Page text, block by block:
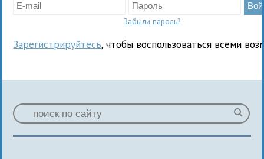
Забыли пароль?
Зарегистрируйтесь, чтобы воспользоваться всеми